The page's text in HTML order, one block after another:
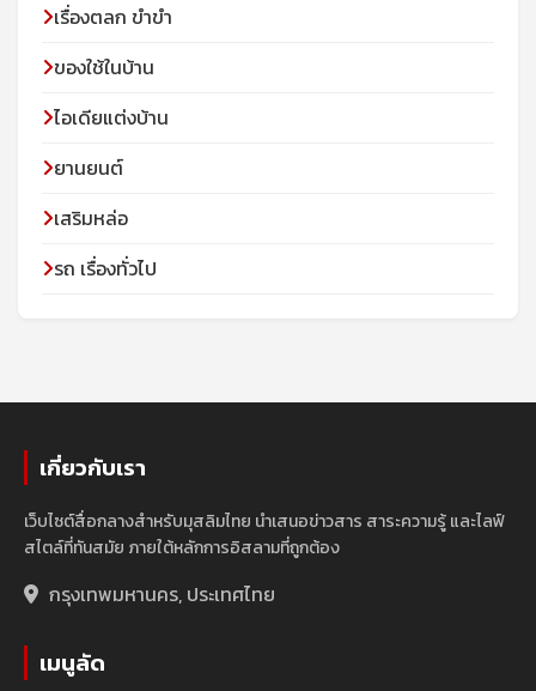
เรื่องตลก ขำขำ
ของใช้ในบ้าน
ไอเดียแต่งบ้าน
ยานยนต์
เสริมหล่อ
รถ เรื่องทั่วไป
เกี่ยวกับเรา
เว็บไซต์สื่อกลางสำหรับมุสลิมไทย นำเสนอข่าวสาร สาระความรู้ และไลฟ์
สไตล์ที่ทันสมัย ภายใต้หลักการอิสลามที่ถูกต้อง
กรุงเทพมหานคร, ประเทศไทย
เมนูลัด